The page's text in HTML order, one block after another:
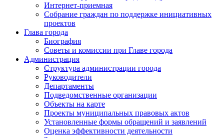
Интернет-приемная
Собрание граждан по поддержке инициативных
проектов
Глава города
Биография
Советы и комиссии при Главе города
Администрация
Структура администрации города
Руководители
Департаменты
Подведомственные организации
Объекты на карте
Проекты муниципальных правовых актов
Установленные формы обращений и заявлений
Оценка эффективности деятельности